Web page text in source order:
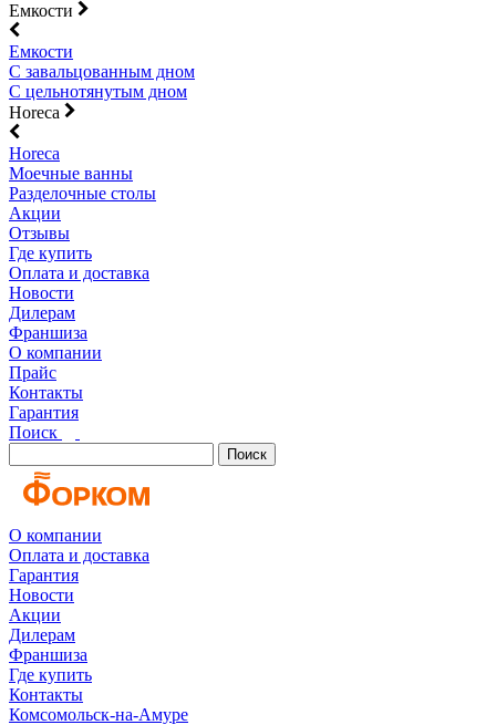
Емкости
Емкости
С завальцованным дном
С цельнотянутым дном
Horeca
Horeca
Моечные ванны
Разделочные столы
Акции
Отзывы
Где купить
Оплата и доставка
Новости
Дилерам
Франшиза
О компании
Прайс
Контакты
Гарантия
Поиск
Поиск
О компании
Оплата и доставка
Гарантия
Новости
Акции
Дилерам
Франшиза
Где купить
Контакты
Комсомольск-на-Амуре